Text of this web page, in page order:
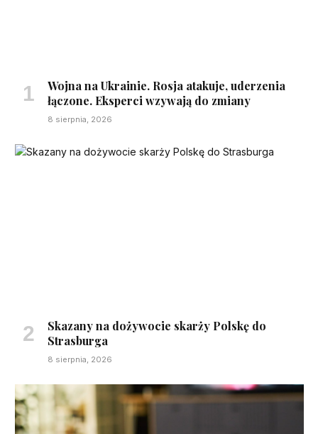
Wojna na Ukrainie. Rosja atakuje, uderzenia
łączone. Eksperci wzywają do zmiany
8 sierpnia, 2026
Skazany na dożywocie skarży Polskę do
Strasburga
8 sierpnia, 2026